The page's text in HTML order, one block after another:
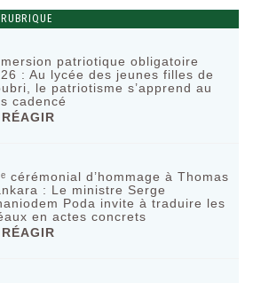
patriotique obligatoire
: Au lycée des jeunes filles de
le patriotisme s’apprend au
cadencé
RÉAGIR
cérémonial d’hommage à Thomas
: Le ministre Serge
Poda invite à traduire les
en actes concrets
RÉAGIR